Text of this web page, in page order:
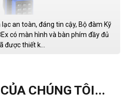
an toàn, đáng tin cậy, Bộ đàm Kỹ
có màn hình và bàn phím đầy đủ
được thiết k...
CHÚNG TÔI...